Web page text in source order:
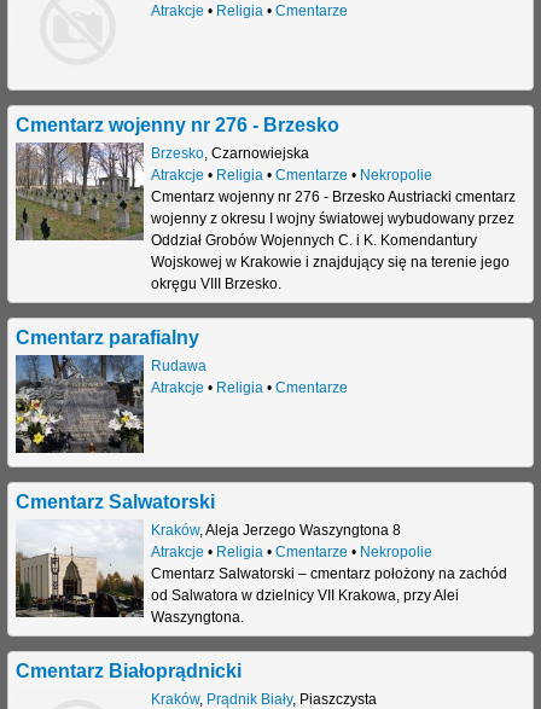
Atrakcje • Religia• Cmentarze
Cmentarz wojenny nr 276 - Brzesko
Brzesko, Czarnowiejska
Atrakcje • Religia• Cmentarze • Nekropolie
Cmentarz wojenny nr 276 - Brzesko Austriacki cmentarz
wojenny z okresu I wojny światowej wybudowany przez
Oddział Grobów Wojennych C. i K. Komendantury
Wojskowej w Krakowie i znajdujący się na terenie jego
okręgu VIII Brzesko.
Cmentarz parafialny
Rudawa
Atrakcje • Religia• Cmentarze
Cmentarz Salwatorski
Kraków,Aleja Jerzego Waszyngtona 8
Atrakcje • Religia• Cmentarze • Nekropolie
Cmentarz Salwatorski – cmentarz położony na zachód
od Salwatora w dzielnicy VII Krakowa, przy Alei
Waszyngtona.
Cmentarz Białoprądnicki
Kraków, Prądnik Biały, Piaszczysta